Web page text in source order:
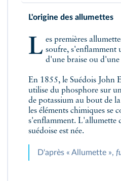
APP :Maîtriser le
L'origine des allumettes
Les premières allumettes, en pin enduit de soufre, s'enflamment
d'une braise ou d'une
En 1855, le Suédois John
utilise du phosphore sur
de potassium au bout de
les éléments chimiques se
s'enflamment. L'allumette
suédoise est née.
D'après « Allumette »,